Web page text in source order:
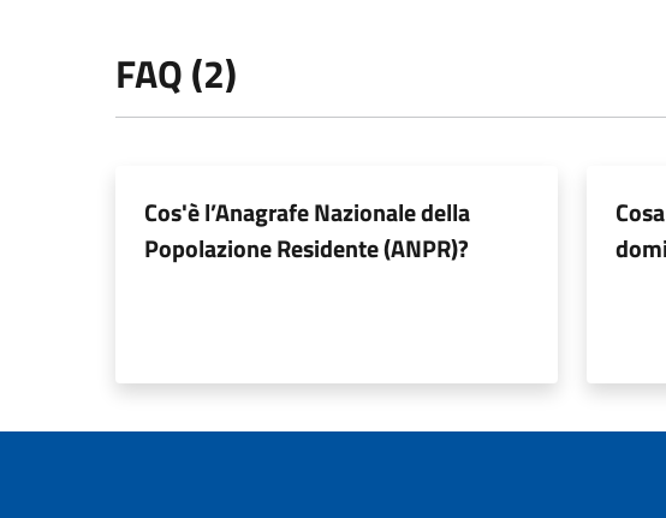
FAQ (2)
Cos'è l’Anagrafe Nazionale della
Popolazione Residente (ANPR)?